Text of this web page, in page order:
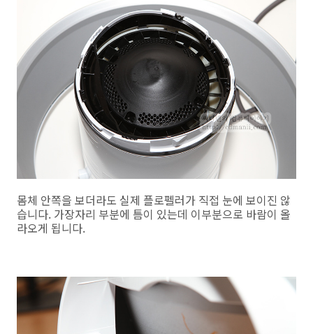
몸체 안쪽을 보더라도 실제 플로펠러가 직접 눈에 보이진 않
습니다. 가장자리 부분에 틈이 있는데 이부분으로 바람이 올
라오게 됩니다.